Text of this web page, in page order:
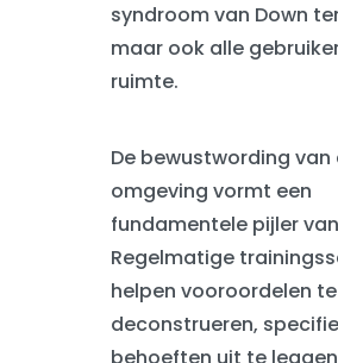
syndroom van Down
maar ook alle
ruimte.
De bewustwording van
omgeving vormt een
fundamentele pijler
Regelmatige
helpen vooroordelen te
deconstrueren,